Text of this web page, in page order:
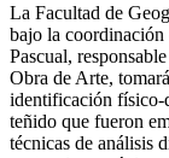
La Facultad de
bajo la
Pascual,
Obra de Arte,
identificación físico-
teñido que fueron
técnicas de análisis